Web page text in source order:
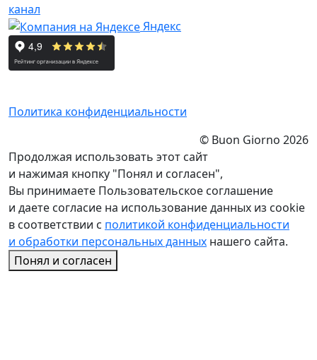
канал
Яндекс
Политика конфиденциальности
© Buon Giorno 2026
Продолжая использовать этот сайт
и нажимая кнопку "Понял и согласен",
Вы принимаете Пользовательское соглашение
и даете согласие на использование данных из cookie
в соответствии с политикой конфиденциальности
и обработки персональных данных нашего сайта.
Понял и согласен